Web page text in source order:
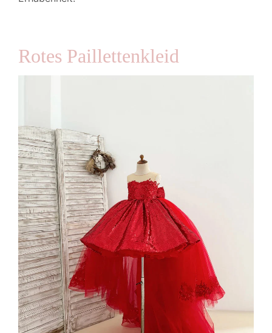
Rotes Paillettenkleid